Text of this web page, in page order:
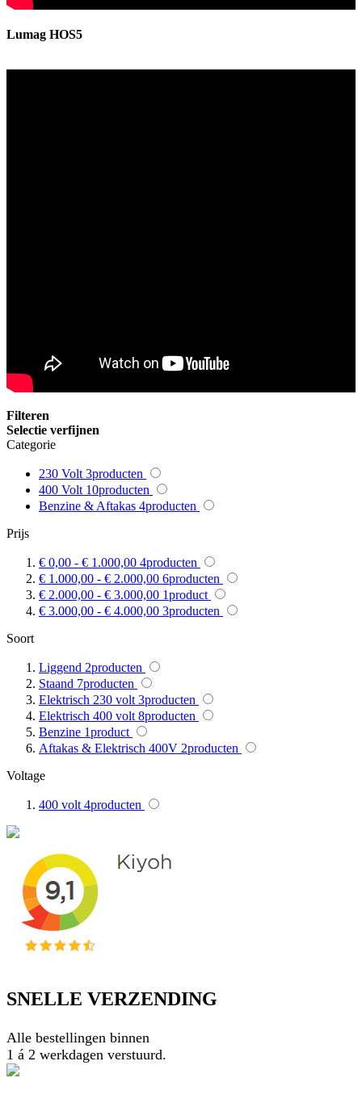
Lumag HOS5
Filteren
Selectie verfijnen
Categorie
230 Volt 3producten
400 Volt 10producten
Benzine & Aftakas 4producten
Prijs
€ 0,00 - € 1.000,00 4producten
€ 1.000,00 - € 2.000,00 6producten
€ 2.000,00 - € 3.000,00 1product
€ 3.000,00 - € 4.000,00 3producten
Soort
Liggend 2producten
Staand 7producten
Elektrisch 230 volt 3producten
Elektrisch 400 volt 8producten
Benzine 1product
Aftakas & Elektrisch 400V 2producten
Voltage
400 volt 4producten
SNELLE VERZENDING
Alle bestellingen binnen
1 á 2 werkdagen verstuurd.